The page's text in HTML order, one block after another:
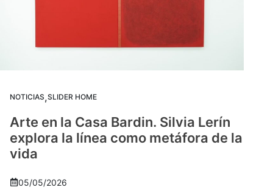
NOTICIAS,SLIDER HOME
Arte en la Casa Bardin. Silvia Lerín
explora la línea como metáfora de la
vida
05/05/2026